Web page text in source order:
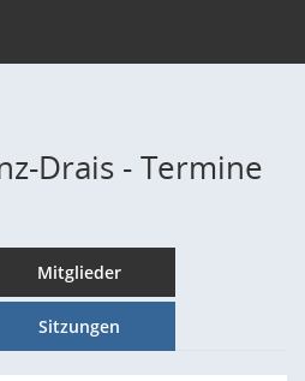
Drais - Termine
Mitglieder
Sitzungen